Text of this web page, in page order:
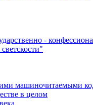
-
машиночитаемыми
в целом